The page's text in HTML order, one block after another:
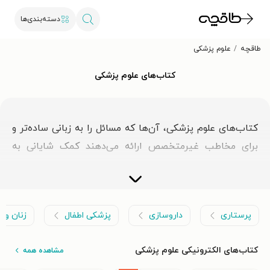
دسته‌بندی‌ها
طاقچه علوم پزشکی
کتاب‌های علوم پزشکی
کتاب‌های علوم پزشکی، آن‌ها که مسائل را به زبانی ساده‌تر و
برای مخاطب غیرمتخصص ارائه می‌دهند کمک شایانی به
و حاشیه و اصل آن‌ها و نیز نحوه‌ی مراقبت و پیشگیری و یا
اطلاعات درست بدنه‌ی عمومی جامعه را از اطلاعات و
غلط درمانی خواهند بست. اگرچه مطالعه‌ی این آثار سطح
پرستاری داروسازی پزشکی اطفال زنان و
کتاب‌های الکترونیکی علوم پزشکی مشاهده همه